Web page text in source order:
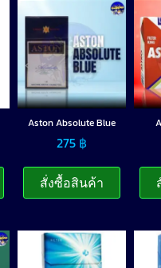
Aston Absolute Blue
275 ฿
สั่งซื้อสินค้า